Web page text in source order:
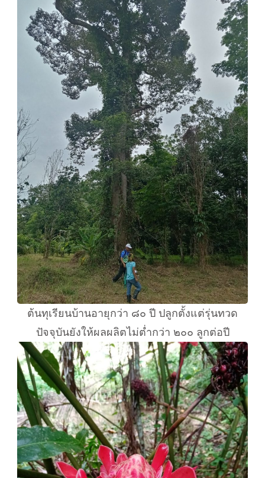
ต้นทุเรียนบ้านอายุกว่า ๘๐ ปี ปลูกตั้งแต่รุ่นทวด
ปัจจุบันยังให้ผลผลิตไม่ต่ำกว่า ๒๐๐ ลูกต่อปี